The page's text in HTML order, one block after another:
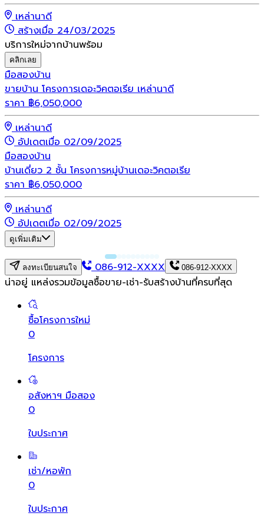
เหล่านาดี
สร้างเมื่อ 24/03/2025
บริการใหม่จากบ้านพร้อม
คลิกเลย
มือสองบ้าน
ขายบ้าน โครงการเดอะวิคตอเรีย เหล่านาดี
ราคา ฿6,050,000
เหล่านาดี
อัปเดตเมื่อ 02/09/2025
มือสองบ้าน
บ้านเดี่ยว 2 ชั้น โครงการหมู่บ้านเดอะวิคตอเรีย
ราคา ฿6,050,000
เหล่านาดี
อัปเดตเมื่อ 02/09/2025
ดูเพิ่มเติม
ลงทะเบียนสนใจ 086-912-XXXX 086-912-XXXX
น่าอยู่ แหล่งรวมข้อมูลซื้อขาย-เช่า-รับสร้างบ้านที่ครบที่สุด
ซื้อโครงการใหม่
0
โครงการ
อสังหาฯ มือสอง
0
ใบประกาศ
เช่า/หอพัก
0
ใบประกาศ